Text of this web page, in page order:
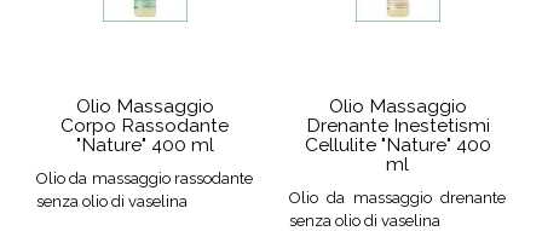
Olio Massaggio
Corpo Rassodante
"Nature" 400 ml
Olio da massaggio rassodante
senza olio di vaselina
Olio Massaggio
Drenante Inestetismi
Cellulite "Nature" 400
ml
Olio da massaggio drenante
senza olio di vaselina